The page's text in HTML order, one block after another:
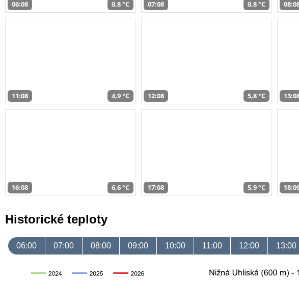
06:08 0,8 °C 07:08 0,8 °C
11:08 4,9 °C 12:08 5,8 °C
16:08 6,6 °C 17:08 5,9 °C
Historické teploty
06:00 07:00 08:00 09:00 10:00 11:00 12:00 13:00